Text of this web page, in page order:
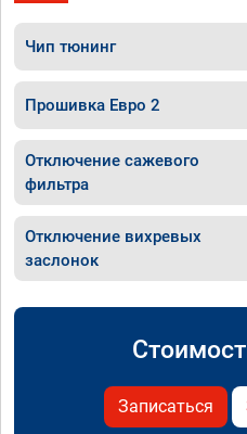
Чип тюнинг
Прошивка Евро 2
Отключение сажевого
фильтра
Отключение вихревых
заслонок
Записаться